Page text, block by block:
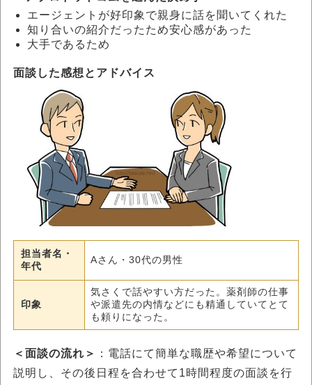
エージェントが好印象で親身に話を聞いてくれた
知り合いの紹介だったため安心感があった
大手であるため
面談した感想とアドバイス
担当者名・
年代
Aさん・30代の男性
印象
気さくで話やすい方だった。薬剤師の仕事
や派遣先の内情などにも精通していてとて
も頼りになった。
＜面談の流れ＞
：電話にて簡単な職歴や希望について
説明し、その後日程を合わせて1時間程度の面談を行